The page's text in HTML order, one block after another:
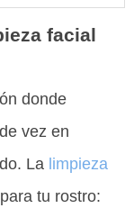
facial
donde
vez en
La limpieza
tu rostro: